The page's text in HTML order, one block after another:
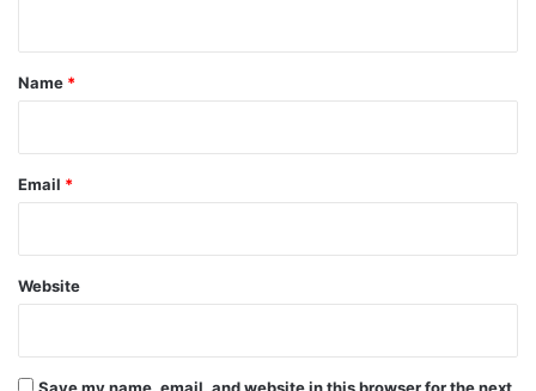
*
Name *
Email *
Website